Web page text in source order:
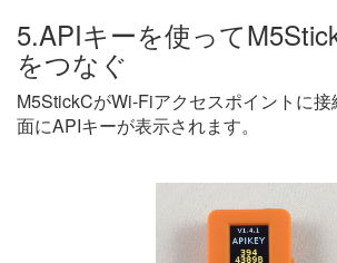
5.APIキーを使って
をつなぐ
M5StickCがWi-Fiアクセスポイントに
面にAPIキーが表示されます。